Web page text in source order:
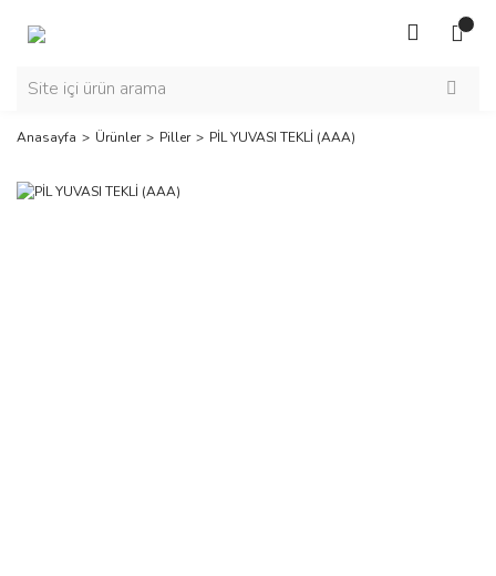
Anasayfa Ürünler Piller PİL YUVASI TEKLİ (AAA)